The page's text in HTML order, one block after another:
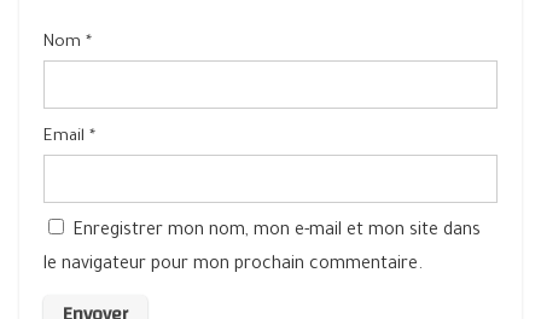
Nom *
Email *
Enregistrer mon nom, mon e-mail et mon site dans
le navigateur pour mon prochain commentaire.